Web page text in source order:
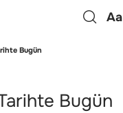
Aa
Bugün
Bugün